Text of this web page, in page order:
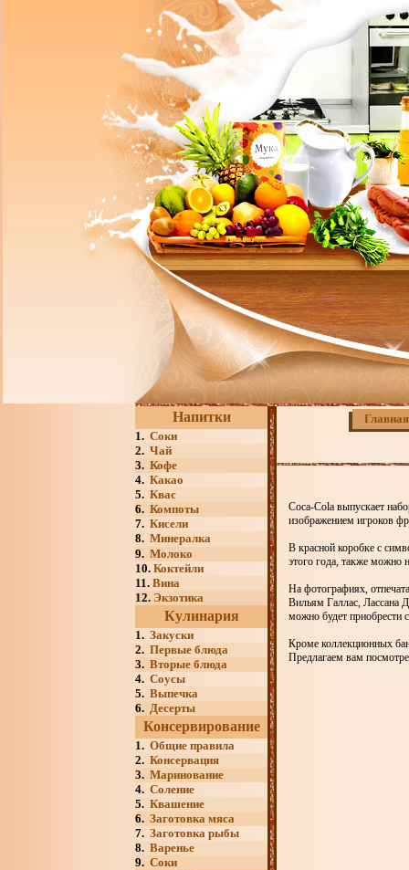
Напитки
1. Соки
2. Чай
3. Кофе
4. Какао
5. Квас
6. Компоты
7. Кисели
8. Минералка
9. Молоко
10. Коктейли
11. Вина
12. Экзотика
Кулинария
1. Закуски
2. Первые блюда
3. Вторые блюда
4. Соусы
5. Выпечка
6. Десерты
Консервирование
1. Общие правила
2. Консервация
3. Маринование
4. Соление
5. Квашение
6. Заготовка мяса
7. Заготовка рыбы
8. Варенье
9. Соки
Главная
Coca-Cola выпускает
изображением игроков
В красной коробке с
этого года, также можно
На фотографиях,
Вильям Галлас, Лассана
можно будет приобрести
Кроме коллекционных
Предлагаем вам